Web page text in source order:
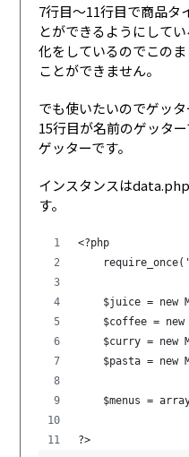
7行目〜11行目で商品タ
とができるようにして
化をしているのでこの
ことができません。
でも使いたいのでゲッ
15行目が名前のゲッタ
ゲッターです。
インスタンスは
す。
<?php
$juice = new
$coffee =
$curry = new
$pasta = new
$menus =
?>